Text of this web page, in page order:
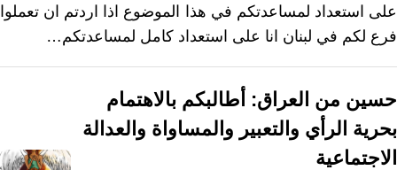
على استعداد لمساعدتكم في هذا الموضوع اذا اردتم ان تعملوا
فرع لكم في لبنان انا على استعداد كامل لمساعدتكم…
حسين من العراق: أطالبكم بالاهتمام
بحرية الرأي والتعبير والمساواة والعدالة
الاجتماعية